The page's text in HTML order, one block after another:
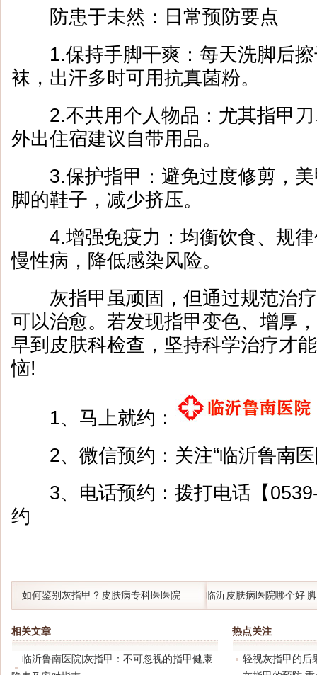
防患于未然：日常预防要点
1.保持手脚干爽：每天洗脚后擦
袜，出汗多时可用抗真菌粉。
2.不共用个人物品：尤其指甲刀
外出住宿建议自带用品。
3.保护指甲：避免过度修剪，美
脚的鞋子，减少挤压。
4.增强免疫力：均衡饮食、规律
慢性病，降低感染风险。
灰指甲虽顽固，但通过规范治疗
可以治愈。若发现指甲变色、增厚
早到皮肤科检查，坚持科学治疗才
恼!
1、马上就约：
2、微信预约：关注“临沂鲁南医
3、电话预约：拨打电话【
约
如何鉴别灰指甲？皮肤病专科医医院 临沂皮肤病医院哪个好|
指甲，别再傻傻分不清!
相关文章
临沂鲁南医院|灰指甲：不可忽视的指甲健康
热点关注
轻视灰指甲的后